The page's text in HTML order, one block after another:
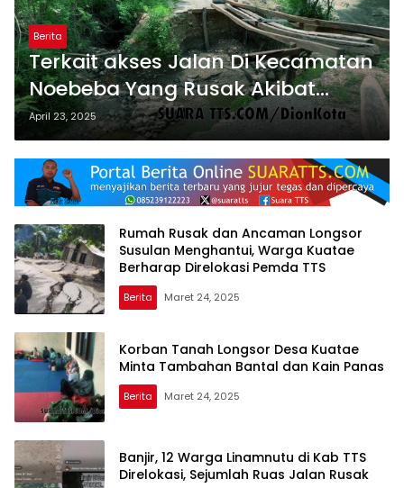
Berita
Terkait akses Jalan Di Kecamatan
Noebeba Yang Rusak Akibat
Bencana, Bupati TTS: Akan Kita
Perbaiki
April 23, 2025
Rumah Rusak dan Ancaman Longsor
Susulan Menghantui, Warga Kuatae
Berharap Direlokasi Pemda TTS
Berita Maret 24, 2025
Korban Tanah Longsor Desa Kuatae
Minta Tambahan Bantal dan Kain Panas
Berita Maret 24, 2025
Banjir, 12 Warga Linamnutu di Kab TTS
Direlokasi, Sejumlah Ruas Jalan Rusak